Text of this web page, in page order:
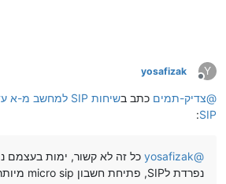
Y
מנותק
yosafizak
@צדיק-תמים כתב ב
SIP
:
@
yosafizak כל זה לא קשור, ימות בעצמם
נפרדת לSIP, פתיחת חשבון micro sip מיותרת לחלוטין